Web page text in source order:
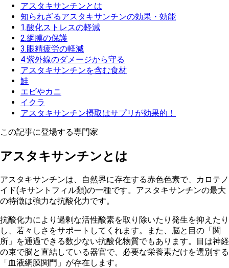
アスタキサンチンとは
知られざるアスタキサンチンの効果・効能
1.酸化ストレスの軽減
2.網膜の保護
3.眼精疲労の軽減
4.紫外線のダメージから守る
アスタキサンチンを含む食材
鮭
エビやカニ
イクラ
アスタキサンチン摂取はサプリが効果的！
この記事に登場する専門家
アスタキサンチンとは
アスタキサンチンは、自然界に存在する赤色色素で、カロテノ
イド(キサントフィル類)の一種です。アスタキサンチンの最大
の特徴は強力な抗酸化力です。
抗酸化力により過剰な活性酸素を取り除いたり発生を抑えたり
し、若々しさをサポートしてくれます。また、
脳と目の「関
所」を通過できる数少ない抗酸化物質でもあります。
目は神経
の束で脳と直結している器官で、必要な栄養素だけを選別する
「血液網膜関門」が存在します。